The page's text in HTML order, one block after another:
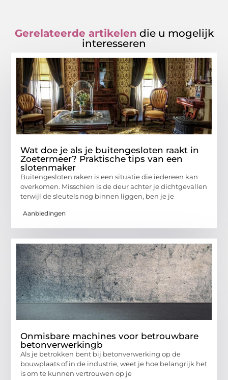
Gerelateerde artikelen die u mogelijk
interesseren
Wat doe je als je buitengesloten raakt in
Zoetermeer? Praktische tips van een
slotenmaker
Buitengesloten raken is een situatie die iedereen kan
overkomen. Misschien is de deur achter je dichtgevallen
terwijl de sleutels nog binnen liggen, ben je je
Aanbiedingen
Onmisbare machines voor betrouwbare
betonverwerkingb
Als je betrokken bent bij betonverwerking op de
bouwplaats of in de industrie, weet je hoe belangrijk het
is om te kunnen vertrouwen op je